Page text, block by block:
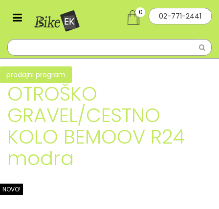
02-771-2441
0
prodajni program
OTROŠKO
GRAVEL/CESTNO
KOLO BEMOOV R24
modra
NOVO!